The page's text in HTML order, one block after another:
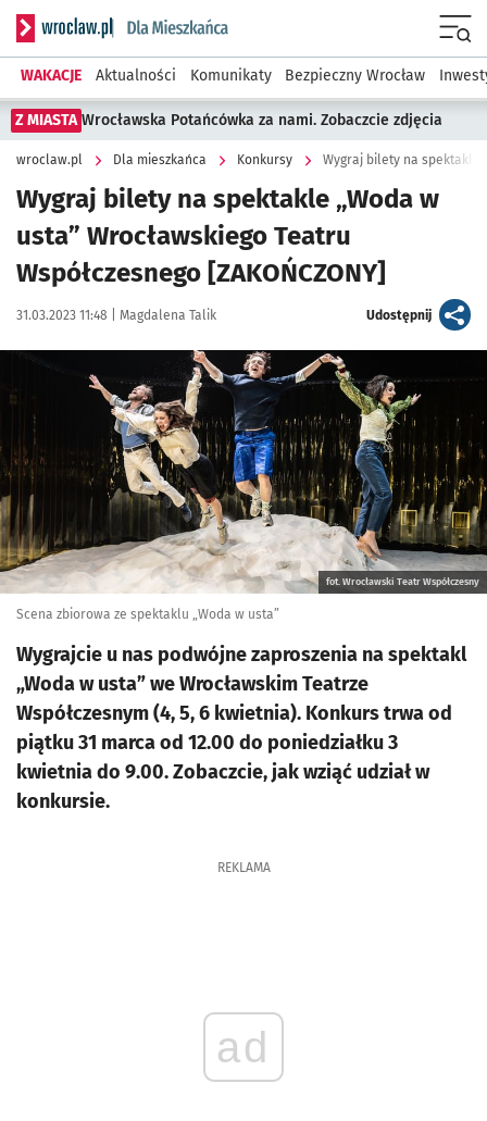
Serwis informacyjny wroclaw.pl podserwis: Dla mieszkańca
WAKACJE Aktualności Komunikaty Bezpieczny Wrocław
Z MIASTA Wrocławska Potańcówka za nami. Zobaczcie zdjęcia
wroclaw.pl Dla mieszkańca Konkursy
Wygraj bilety na spektakle „Woda w
usta” Wrocławskiego Teatru
Współczesnego [ZAKOŃCZONY]
Data publikacji:
31.03.2023 11:48 | Autor:
Magdalena Talik Udostępnijartykuł
Kliknij, aby powiększyć
fot. Wrocławski Teatr Współczesny
Scena zbiorowa ze spektaklu „Woda w usta”
Wygrajcie u nas podwójne zaproszenia na spektakl
„Woda w usta” we Wrocławskim Teatrze
Współczesnym (4, 5, 6 kwietnia). Konkurs trwa od
piątku 31 marca od 12.00 do poniedziałku 3
kwietnia do 9.00. Zobaczcie, jak wziąć udział w
konkursie.
REKLAMA
ad